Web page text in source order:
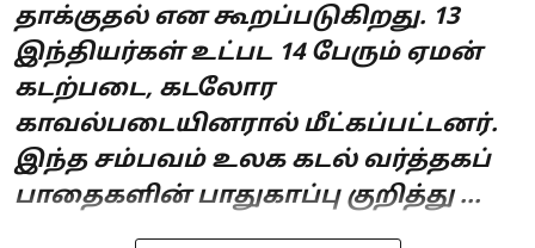
தாக்குதல் என கூறப்படுகிறது. 13
இந்தியர்கள் உட்பட 14 பேரும் ஏமன்
கடற்படை, கடலோர
காவல்படையினரால் மீட்கப்பட்டனர்.
இந்த சம்பவம் உலக கடல் வர்த்தகப்
பாதைகளின் பாதுகாப்பு குறித்து ...